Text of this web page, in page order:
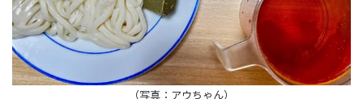
（写真：アウちゃん）